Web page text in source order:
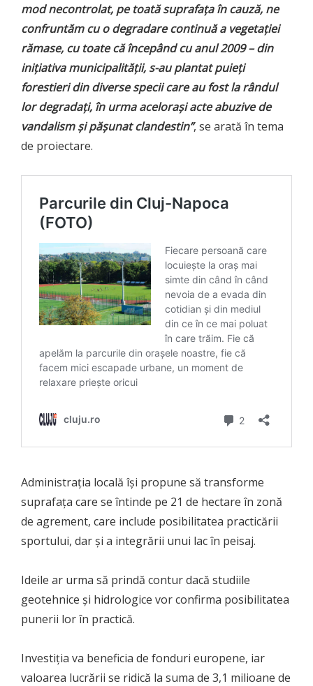
mod necontrolat, pe toată suprafaţa în cauză, ne
confruntăm cu o degradare continuă a vegetaţiei
rămase, cu toate că începând cu anul 2009 – din
iniţiativa municipalităţii, s-au plantat puieţi
forestieri din diverse specii care au fost la rândul
lor degradaţi, în urma aceloraşi acte abuzive de
vandalism şi păşunat clandestin”, se arată în tema
de proiectare.
Administraţia locală îşi propune să transforme
suprafaţa care se întinde pe 21 de hectare în zonă
de agrement, care include posibilitatea practicării
sportului, dar şi a integrării unui lac în peisaj.
Ideile ar urma să prindă contur dacă studiile
geotehnice şi hidrologice vor confirma posibilitatea
punerii lor în practică.
Investiţia va beneficia de fonduri europene, iar
valoarea lucrării se ridică la suma de 3,1 milioane de